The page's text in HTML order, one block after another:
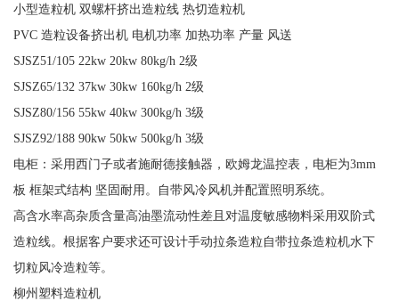
小型造粒机 双螺杆挤出造粒线 热切造粒机
PVC 造粒设备挤出机 电机功率 加热功率 产量 风送
SJSZ51/105 22kw 20kw 80kg/h 2级
SJSZ65/132 37kw 30kw 160kg/h 2级
SJSZ80/156 55kw 40kw 300kg/h 3级
SJSZ92/188 90kw 50kw 500kg/h 3级
电柜：采用西门子或者施耐德接触器，欧姆龙温控表，电柜为3mm
板 框架式结构 坚固耐用。自带风冷风机并配置照明系统。
高含水率高杂质含量高油墨流动性差且对温度敏感物料采用双阶式
造粒线。根据客户要求还可设计手动拉条造粒自带拉条造粒机水下
切粒风冷造粒等。
柳州塑料造粒机